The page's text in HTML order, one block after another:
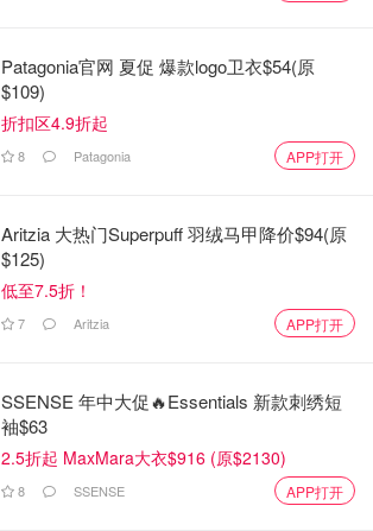
Patagonia官网 夏促 爆款logo卫衣$54(原
$109)
折扣区4.9折起
8 Patagonia APP打开
Aritzia 大热门Superpuff 羽绒马甲降价$94(原
$125)
低至7.5折！
7 Aritzia APP打开
SSENSE 年中大促🔥Essentials 新款刺绣短
袖$63
2.5折起 MaxMara大衣$916 (原$2130)
8 SSENSE APP打开